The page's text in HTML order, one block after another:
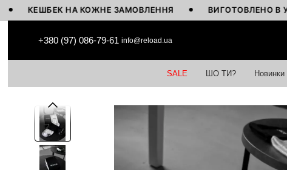
НА КОЖНЕ ЗАМОВЛЕННЯ ВИГОТОВЛЕНО В УКРАЇНІ
+380 (97) 086-79-61 info@reload.ua
SALE ШО ТИ? Новинки